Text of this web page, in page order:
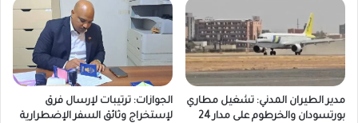
مدير الطيران المدني: تشغيل مطاري
بورتسودان والخرطوم على مدار 24
الجوازات: ترتيبات لإرسال فرق
لإستخراج وثائق السفر الإضطرارية